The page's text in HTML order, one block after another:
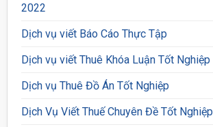
2022
Dịch vụ viết Báo Cáo Thực Tập
Dịch vụ viết Thuê Khóa Luận Tốt Nghiệp
Dịch vụ Thuê Đồ Án Tốt Nghiệp
Dịch Vụ Viết Thuế Chuyên Đề Tốt Nghiệp